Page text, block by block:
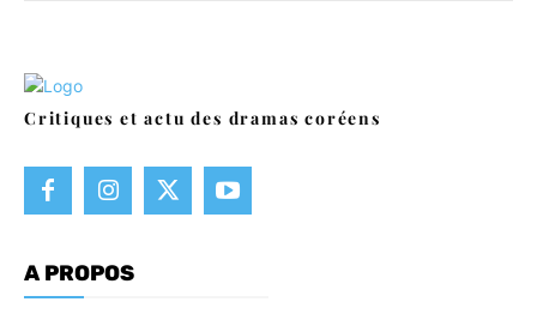
Critiques et actu des dramas coréens
A PROPOS